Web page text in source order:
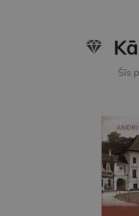
Šīs